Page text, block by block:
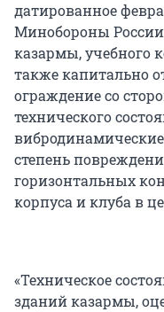
датированное
Минобороны России
казармы, учебного
также капитально
ограждение со
технического
степень
горизонтальных
корпуса и клуба в
«Техническое
зданий казармы,